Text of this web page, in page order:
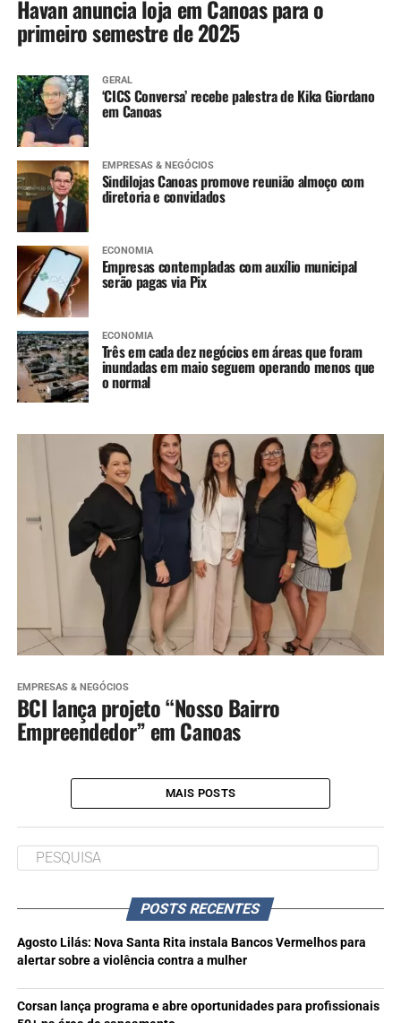
Havan anuncia loja em Canoas para o
primeiro semestre de 2025
GERAL
‘CICS Conversa’ recebe palestra de Kika Giordano
em Canoas
EMPRESAS & NEGÓCIOS
Sindilojas Canoas promove reunião almoço com
diretoria e convidados
ECONOMIA
Empresas contempladas com auxílio municipal
serão pagas via Pix
ECONOMIA
Três em cada dez negócios em áreas que foram
inundadas em maio seguem operando menos que
o normal
EMPRESAS & NEGÓCIOS
BCI lança projeto “Nosso Bairro
Empreendedor” em Canoas
MAIS POSTS
POSTS RECENTES
Agosto Lilás: Nova Santa Rita instala Bancos Vermelhos para
alertar sobre a violência contra a mulher
Corsan lança programa e abre oportunidades para profissionais